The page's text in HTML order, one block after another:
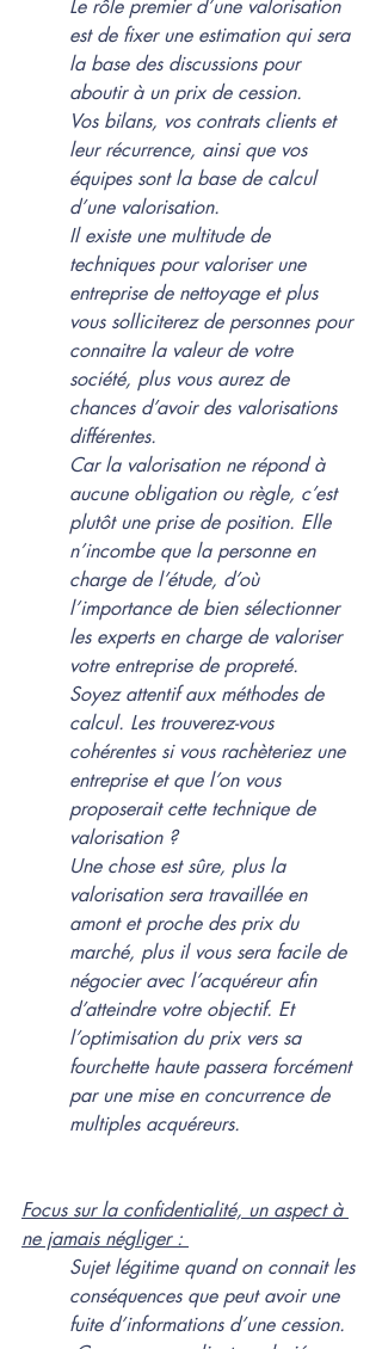
Le rôle premier d’une valorisation
est de fixer une estimation qui sera
la base des discussions pour
aboutir à un prix de cession.
Vos bilans, vos contrats clients et
leur récurrence, ainsi que vos
équipes sont la base de calcul
d’une valorisation.
Il existe une multitude de
techniques pour valoriser une
entreprise de nettoyage et plus
vous solliciterez de personnes pour
connaitre la valeur de votre
société, plus vous aurez de
chances d’avoir des valorisations
différentes.
Car la valorisation ne répond à
aucune obligation ou règle, c’est
plutôt une prise de position. Elle
n’incombe que la personne en
charge de l’étude, d’où
l’importance de bien sélectionner
les experts en charge de valoriser
votre entreprise de propreté.
Soyez attentif aux méthodes de
calcul. Les trouverez-vous
cohérentes si vous rachèteriez une
entreprise et que l’on vous
proposerait cette technique de
valorisation ?
Une chose est sûre, plus la
valorisation sera travaillée en
amont et proche des prix du
marché, plus il vous sera facile de
négocier avec l’acquéreur afin
d’atteindre votre objectif. Et
l’optimisation du prix vers sa
fourchette haute passera forcément
par une mise en concurrence de
multiples acquéreurs.
Focus sur la confidentialité, un aspect à
ne jamais négliger :
Sujet légitime quand on connait les
conséquences que peut avoir une
fuite d’informations d’une cession.